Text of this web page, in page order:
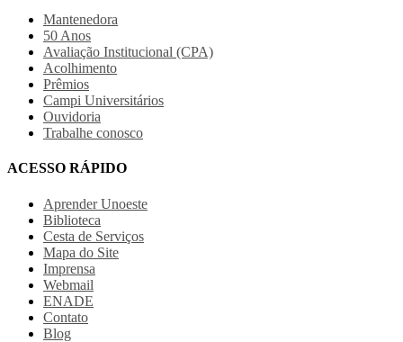
Mantenedora
50 Anos
Avaliação Institucional (CPA)
Acolhimento
Prêmios
Campi Universitários
Ouvidoria
Trabalhe conosco
ACESSO RÁPIDO
Aprender Unoeste
Biblioteca
Cesta de Serviços
Mapa do Site
Imprensa
Webmail
ENADE
Contato
Blog